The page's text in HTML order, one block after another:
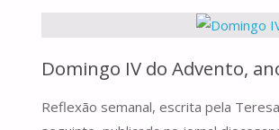
Domingo IV do Advento,
Reflexão semanal, escrita pela